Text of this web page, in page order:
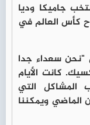
جاميكا وديا
كأس العالم في
"نحن سعداء جدا
كانت الأيام
المشاكل التي
الماضي ويمكننا